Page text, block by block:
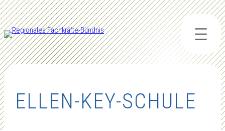
Zum
Inhalt
springen
ELLEN-KEY-SCHULE